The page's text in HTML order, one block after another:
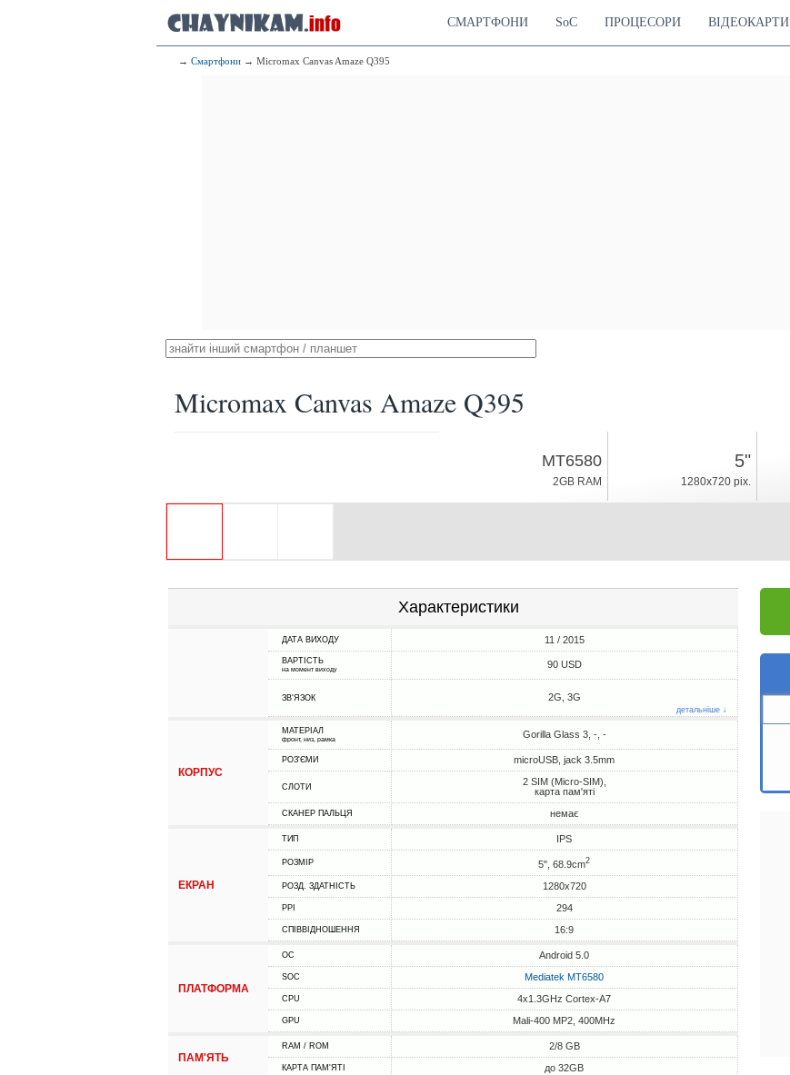
СМАРТФОНИ SoC ПРОЦЕСОРИ ВІДЕОКАРТИ
→ Смартфони → Micromax Canvas Amaze Q395
Micromax Canvas Amaze Q395
MT6580
2GB RAM
5"
1280x720 pix.
Характеристики
ДАТА ВИХОДУ 11 / 2015
ВАРТІСТЬ
на момент виходу 90 USD
ЗВ'ЯЗОК 2G, 3G
детальніше ↓
КОРПУС
МАТЕРІАЛ
фронт, низ, рамка Gorilla Glass 3, -, -
РОЗ'ЄМИ microUSB, jack 3.5mm
СЛОТИ
2 SIM (Micro-SIM),
карта пам'яті
СКАНЕР ПАЛЬЦЯ немає
ЕКРАН
ТИП IPS
РОЗМІР 5", 68.9cm2
РОЗД. ЗДАТНІСТЬ 1280x720
PPI 294
СПІВВІДНОШЕННЯ 16:9
ПЛАТФОРМА
ОС Android 5.0
SOC Mediatek MT6580
CPU 4x1.3GHz Cortex-A7
GPU Mali-400 MP2, 400MHz
ПАМ'ЯТЬ
RAM / ROM 2/8 GB
КАРТА ПАМ'ЯТІ до 32GB